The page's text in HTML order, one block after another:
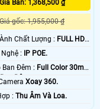
Giá Bán: 1,368,500 ₫
Giá gốc: 1,955,000 ₫
Ành Chất Lượng : FULL HD
🕉️ Công Nghệ : IP POE.
🌛 Video Ban Đêm : Full Color 30m
Ðêm.
CameraXoay 360.
️➲ Tích Hợp :Thu Âm Và Loa.